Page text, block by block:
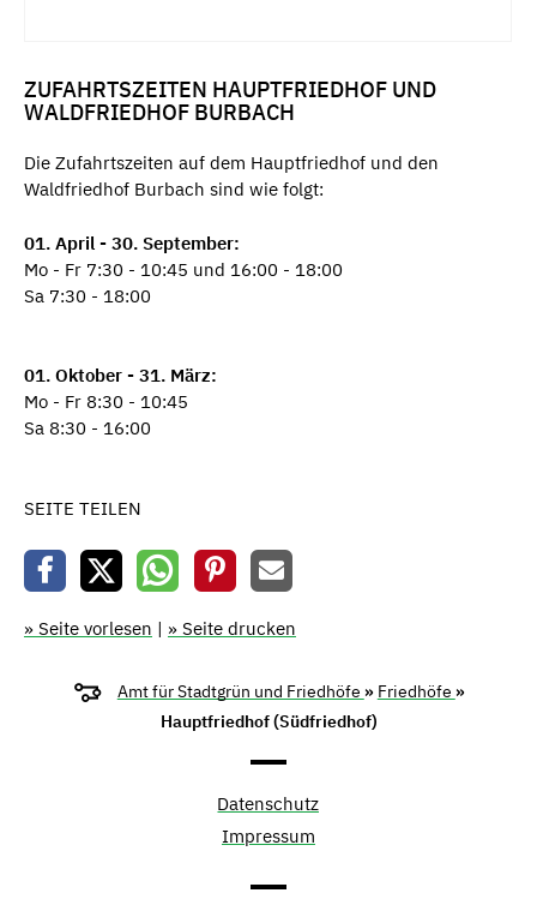
ZUFAHRTSZEITEN HAUPTFRIEDHOF UND
WALDFRIEDHOF BURBACH
Die Zufahrtszeiten auf dem Hauptfriedhof und den
Waldfriedhof Burbach sind wie folgt:
01. April - 30. September:
Mo - Fr 7:30 - 10:45 und 16:00 - 18:00
Sa 7:30 - 18:00
01. Oktober - 31. März:
Mo - Fr 8:30 - 10:45
Sa 8:30 - 16:00
SEITE TEILEN
» Seite vorlesen | » Seite drucken
Amt für Stadtgrün und Friedhöfe » Friedhöfe »
Hauptfriedhof (Südfriedhof)
Datenschutz
Impressum